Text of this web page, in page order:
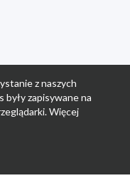
z naszych
były zapisywane na
Więcej